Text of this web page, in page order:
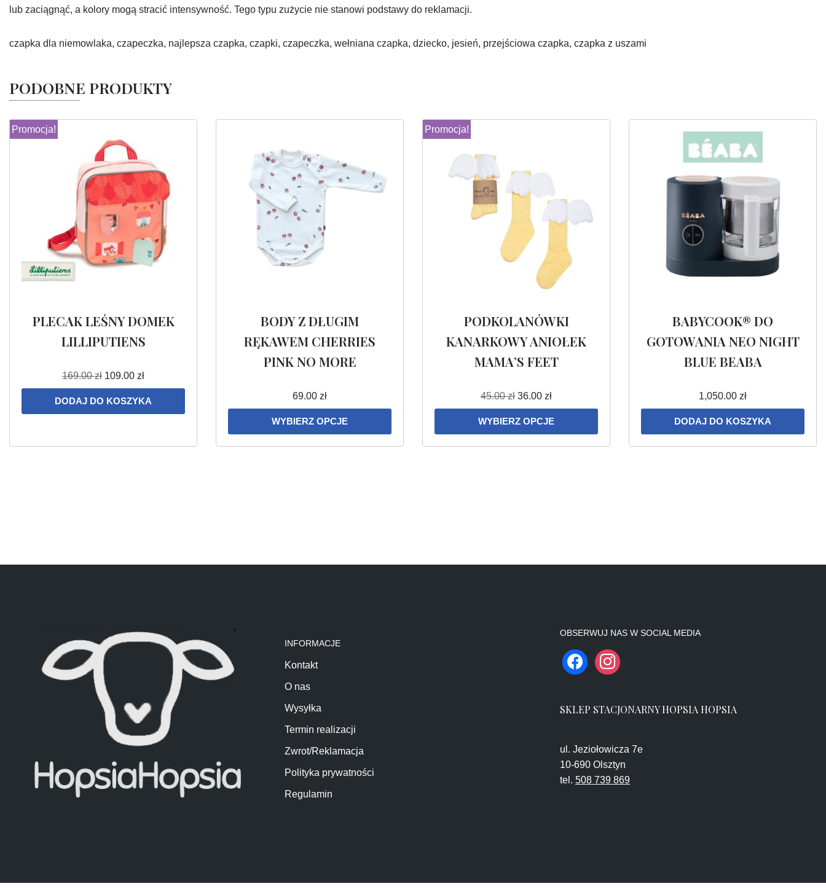
lub zaciągnąć, a kolory mogą stracić intensywność. Tego typu zużycie nie stanowi podstawy do reklamacji.
czapka dla niemowlaka, czapeczka, najlepsza czapka, czapki, czapeczka, wełniana czapka, dziecko, jesień, przejściowa czapka, czapka z uszami
PODOBNE PRODUKTY
Promocja!
PLECAK LEŚNY DOMEK
LILLIPUTIENS
169.00zł 109.00 zł
DODAJ DO KOSZYKA
BODY Z DŁUGIM
RĘKAWEM CHERRIES
PINK NO MORE
69.00 zł
WYBIERZ OPCJE
Promocja!
PODKOLANÓWKI
KANARKOWY ANIOŁEK
MAMA’S FEET
45.00zł 36.00 zł
WYBIERZ OPCJE
BABYCOOK® DO
GOTOWANIA NEO NIGHT
BLUE BEABA
1,050.00 zł
DODAJ DO KOSZYKA
INFORMACJE
Kontakt
O nas
Wysyłka
Termin realizacji
Zwrot/Reklamacja
Polityka prywatności
Regulamin
OBSERWUJ NAS W SOCIAL MEDIA
SKLEP STACJONARNY HOPSIA HOPSIA
ul. Jeziołowicza 7e
10-690 Olsztyn
tel. 508 739 869